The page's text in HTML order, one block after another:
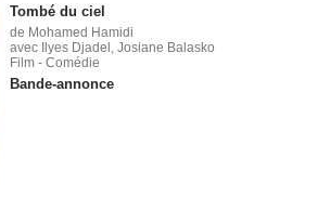
Tombé du ciel
de Mohamed Hamidi
avec Ilyes Djadel, Josiane Balasko
Film - Comédie
Bande-annonce